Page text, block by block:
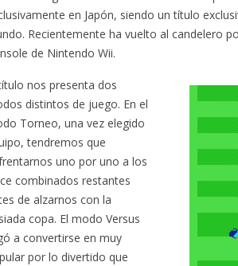
en Japón, siendo un título
Recientemente ha vuelto al candelero
de Nintendo Wii.
nos presenta dos
distintos de juego. En el
Torneo, una vez elegido
tendremos que
uno por uno a los
combinados restantes
de alzarnos con la
copa. El modo Versus
a convertirse en muy
por lo divertido que